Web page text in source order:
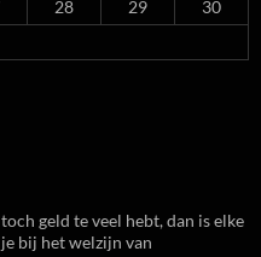
28 29
30
geld te veel hebt, dan is elke
bij het welzijn van